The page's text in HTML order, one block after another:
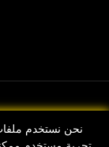
نحن نستخدم